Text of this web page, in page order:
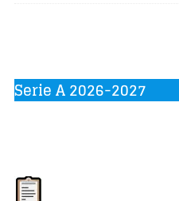
Serie A 2026-2027